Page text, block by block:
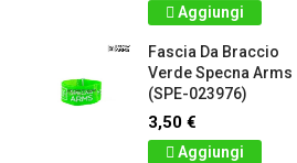
Aggiungi
Fascia Da Braccio
Verde Specna Arms
(SPE-023976)
3,50 €
Aggiungi